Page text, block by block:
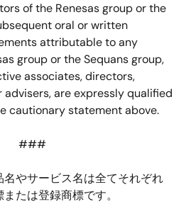
of the Renesas group or the
oral or written
attributable to any
group or the Sequans group,
associates, directors,
advisers, are expressly qualified
cautionary statement above.
###
名やサービス名は全てそれぞれ
たは登録商標です。